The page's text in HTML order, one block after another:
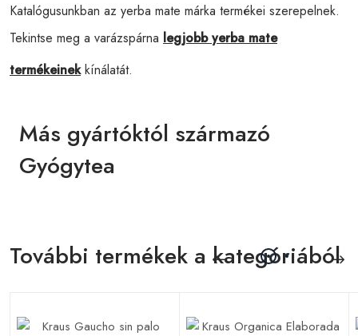
Katalógusunkban az yerba mate márka termékei szerepelnek.
Tekintse meg a varázspárna legjobb yerba mate
termékeinekkínálatát.
Más gyártóktól származó
Gyógytea
További termékek a kategóriából